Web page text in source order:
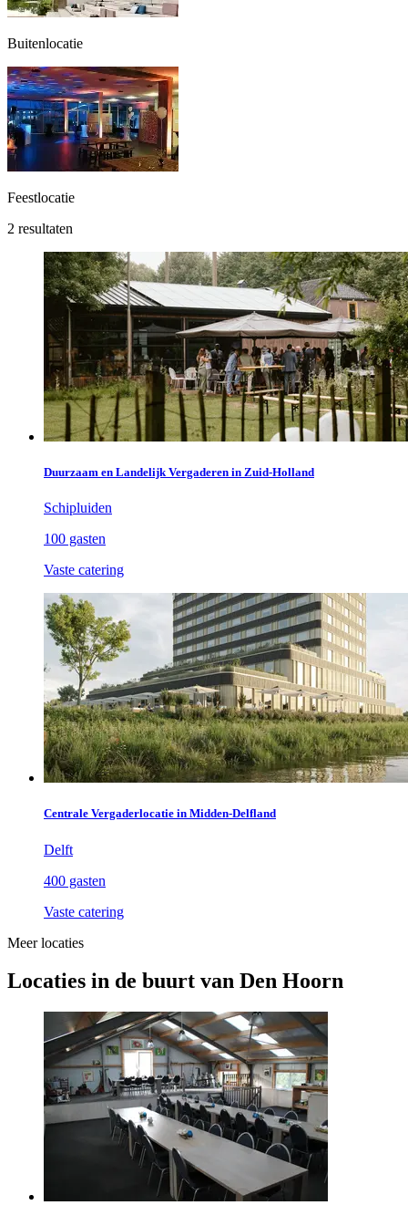
Buitenlocatie
Feestlocatie
2 resultaten
Duurzaam en Landelijk Vergaderen in Zuid-Holland
Schipluiden
100 gasten
Vaste catering
Centrale Vergaderlocatie in Midden-Delfland
Delft
400 gasten
Vaste catering
Meer locaties
Locaties in de buurt van Den Hoorn